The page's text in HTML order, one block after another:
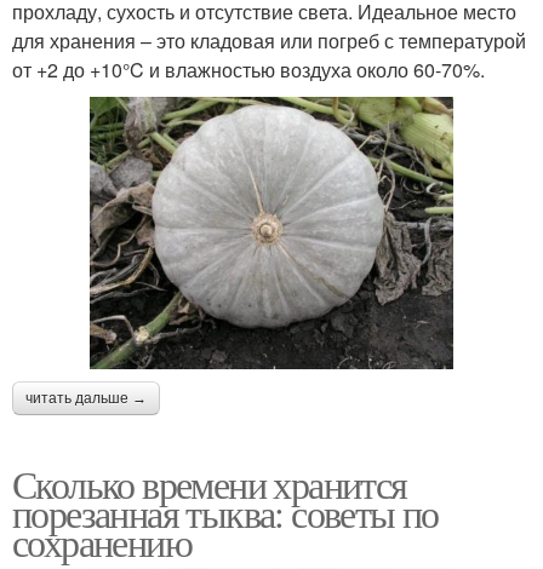
прохладу, сухость и отсутствие света. Идеальное место
для хранения – это кладовая или погреб с температурой
от +2 до +10°C и влажностью воздуха около 60-70%.
читать дальше →
Сколько времени хранится
порезанная тыква: советы по
сохранению